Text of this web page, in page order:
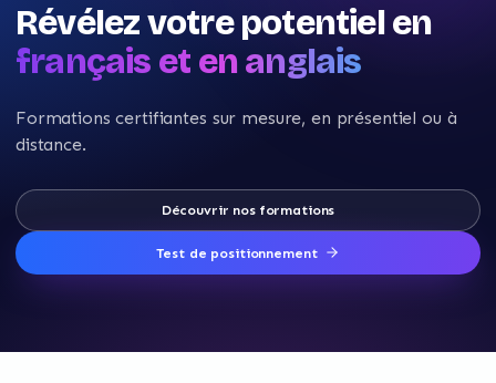
Révélez votre potentiel en
français et en anglais
Formations certifiantes sur mesure, en présentiel ou à
distance.
Découvrir nos formations
Test de positionnement